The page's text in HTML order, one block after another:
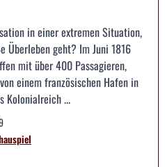
in einer extremen Situation,
Überleben geht? Im Juni 1816
mit über 400 Passagieren,
einem französischen Hafen in
Kolonialreich ...